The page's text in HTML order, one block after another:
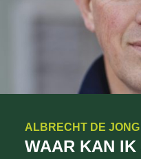
ALBRECHT DE
WAAR KAN